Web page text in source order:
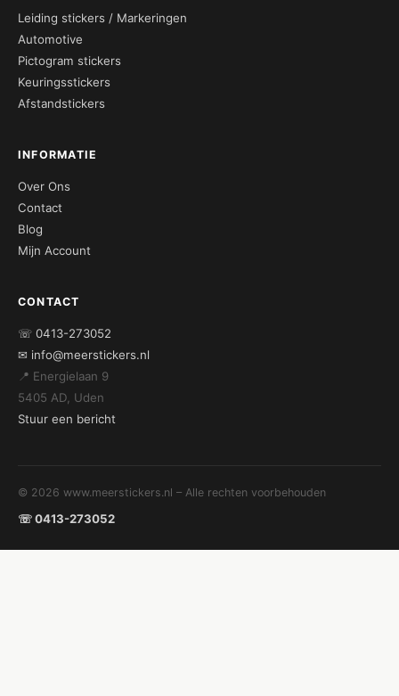
Leiding stickers / Markeringen
Automotive
Pictogram stickers
Keuringsstickers
Afstandstickers
INFORMATIE
Over Ons
Contact
Blog
Mijn Account
CONTACT
☏ 0413-273052
✉ info@meerstickers.nl
📍 Energielaan 9
5405 AD, Uden
Stuur een bericht
© 2026 www.meerstickers.nl – Alle rechten voorbehouden
☏ 0413-273052